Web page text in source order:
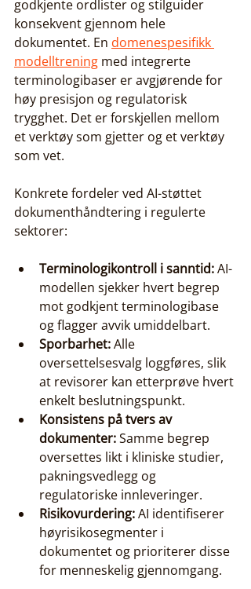
godkjente ordlister og stilguider
konsekvent gjennom hele
dokumentet. En domenespesifikk
modelltrening med integrerte
terminologibaser er avgjørende for
høy presisjon og regulatorisk
trygghet. Det er forskjellen mellom
et verktøy som gjetter og et verktøy
som vet.
Konkrete fordeler ved AI-støttet
dokumenthåndtering i regulerte
sektorer:
Terminologikontroll i sanntid: AI-
modellen sjekker hvert begrep
mot godkjent terminologibase
og flagger avvik umiddelbart.
Sporbarhet: Alle
oversettelsesvalg loggføres, slik
at revisorer kan etterprøve hvert
enkelt beslutningspunkt.
Konsistens på tvers av
dokumenter: Samme begrep
oversettes likt i kliniske studier,
pakningsvedlegg og
regulatoriske innleveringer.
Risikovurdering: AI identifiserer
høyrisikosegmenter i
dokumentet og prioriterer disse
for menneskelig gjennomgang.